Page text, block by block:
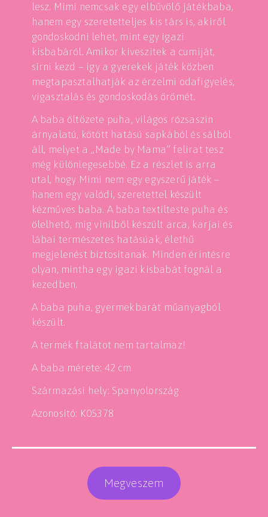
lesz. Mimi nemcsak egy elbűvölő játékbaba,
hanem egy szeretetteljes kis társ is, akiről
gondoskodni lehet, mint egy igazi
kisbabáról. Amikor kiveszitek a cumiját,
sírni kezd – így a gyerekek játék közben
megtapasztalhatják az érzelmi odafigyelés,
vigasztalás és gondoskodás örömét.
A baba öltözete puha, világos rózsaszín
árnyalatú, kötött hatású sapkából és sálból
áll, melyet a „Made by Mama” felirat tesz
még különlegesebbé. Ez a részlet is arra
utal, hogy Mimi nem egy egyszerű játék –
hanem egy valódi, szeretettel készült
kézműves baba. A baba textilteste puha és
ölelhető, míg vinilből készült arca, karjai és
lábai természetes hatásúak, élethű
megjelenést biztosítanak. Minden érintésre
olyan, mintha egy igazi kisbabát fognál a
kezedben.
A baba puha, gyermekbarát műanyagból
készült.
A termék ftalátot nem tartalmaz!
A baba mérete: 42 cm
Származási hely: Spanyolország
Azonosító: K05378
Megveszem